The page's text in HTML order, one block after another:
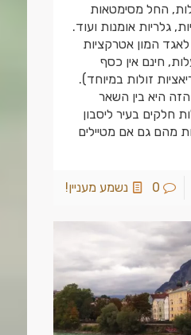
החל מסימטאות
גלריות אומנות ועוד.
המון אטרקציות
חינם אין כסף
זולות במיוחד).
היא בין השאר
חלקים בעיר ליסבון
מהם גם אם מטיילים
0 נשמע מעניין!